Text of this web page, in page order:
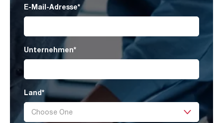
E-Mail-Adresse*
Unternehmen*
Land*